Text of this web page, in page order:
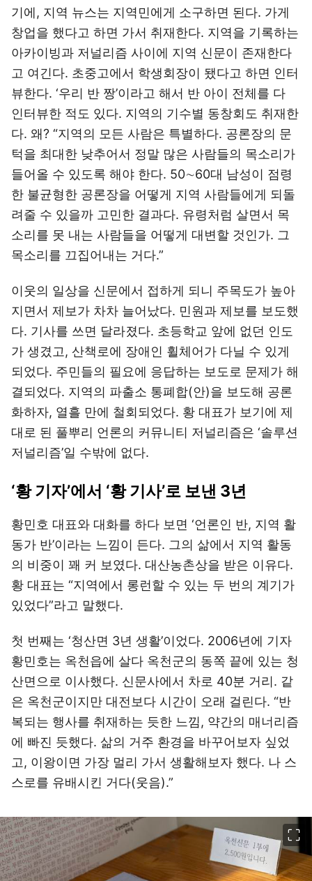
기에, 지역 뉴스는 지역민에게 소구하면 된다. 가게
창업을 했다고 하면 가서 취재한다. 지역을 기록하는
아카이빙과 저널리즘 사이에 지역 신문이 존재한다
고 여긴다. 초중고에서 학생회장이 됐다고 하면 인터
뷰한다. ‘우리 반 짱’이라고 해서 반 아이 전체를 다
인터뷰한 적도 있다. 지역의 기수별 동창회도 취재한
다. 왜? “지역의 모든 사람은 특별하다. 공론장의 문
턱을 최대한 낮추어서 정말 많은 사람들의 목소리가
들어올 수 있도록 해야 한다. 50∼60대 남성이 점령
한 불균형한 공론장을 어떻게 지역 사람들에게 되돌
려줄 수 있을까 고민한 결과다. 유령처럼 살면서 목
소리를 못 내는 사람들을 어떻게 대변할 것인가. 그
목소리를 끄집어내는 거다.”
이웃의 일상을 신문에서 접하게 되니 주목도가 높아
지면서 제보가 차차 늘어났다. 민원과 제보를 보도했
다. 기사를 쓰면 달라졌다. 초등학교 앞에 없던 인도
가 생겼고, 산책로에 장애인 휠체어가 다닐 수 있게
되었다. 주민들의 필요에 응답하는 보도로 문제가 해
결되었다. 지역의 파출소 통폐합(안)을 보도해 공론
화하자, 열흘 만에 철회되었다. 황 대표가 보기에 제
대로 된 풀뿌리 언론의 커뮤니티 저널리즘은 ‘솔루션
저널리즘’일 수밖에 없다.
‘황 기자’에서 ‘황 기사’로 보낸 3년
황민호 대표와 대화를 하다 보면 ‘언론인 반, 지역 활
동가 반’이라는 느낌이 든다. 그의 삶에서 지역 활동
의 비중이 꽤 커 보였다. 대산농촌상을 받은 이유다.
황 대표는 “지역에서 롱런할 수 있는 두 번의 계기가
있었다”라고 말했다.
첫 번째는 ‘청산면 3년 생활’이었다. 2006년에 기자
황민호는 옥천읍에 살다 옥천군의 동쪽 끝에 있는 청
산면으로 이사했다. 신문사에서 차로 40분 거리. 같
은 옥천군이지만 대전보다 시간이 오래 걸린다. “반
복되는 행사를 취재하는 듯한 느낌, 약간의 매너리즘
에 빠진 듯했다. 삶의 거주 환경을 바꾸어보자 싶었
고, 이왕이면 가장 멀리 가서 생활해보자 했다. 나 스
스로를 유배시킨 거다(웃음).”